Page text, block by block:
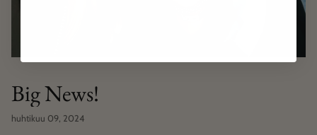
Big News!
huhtikuu 09, 2024